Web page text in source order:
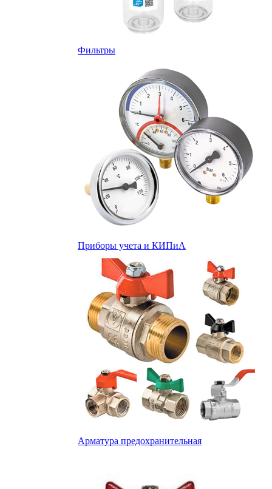
Фильтры
Приборы учета и КИПиА
Арматура предохранительная